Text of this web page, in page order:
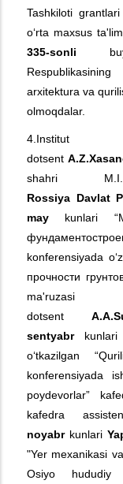
Tashkiloti
o‘rta maxsus
335-sonli
Respublikasining
arxitektura va
olmoqdalar.
4.Institut
dotsent
shahri
Rossiya Davlat P
maykunlari
konferensiyada
прочности
dotsent
sentyabr
o‘tkazilgan
konferensiyada
poydevorlar”
kafedra
noyabrkunlari Ya
"Yer mexanikasi
Osiyo hududiy